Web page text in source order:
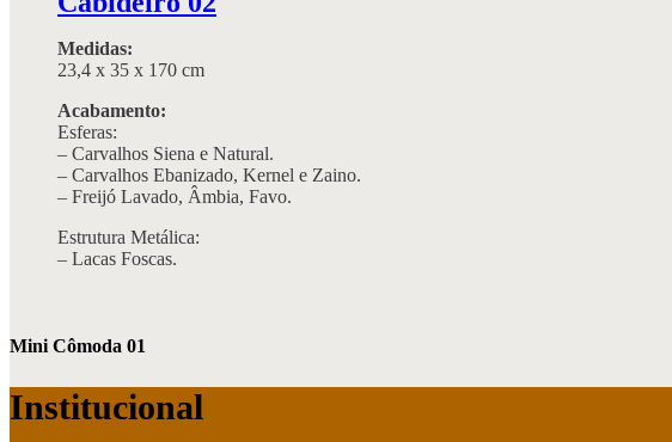
Medidas:
23,4 x 35 x 170 cm
Acabamento:
Esferas:
– Carvalhos Siena e Natural.
– Carvalhos Ebanizado, Kernel e Zaino.
– Freijó Lavado, Âmbia, Favo.
Estrutura Metálica:
– Lacas Foscas.
Mini Cômoda 01
Institucional